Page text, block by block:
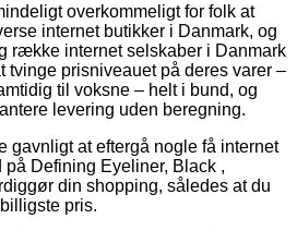
overkommeligt for folk at
internet butikker i Danmark, og
række internet selskaber i Danmark
tvinge prisniveauet på deres varer –
til voksne – helt i bund, og
levering uden beregning.
at eftergå nogle få internet
på Defining Eyeliner, Black ,
din shopping, således at du
pris.